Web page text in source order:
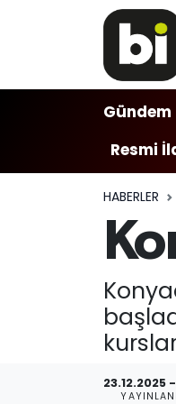
Gündem
Resmi
HABERLER
23.12.2025
Gündem
Antalya Haber
Siyaset
Ekonomi
Kültür-sanat
Gündem
Antalya Haber
Siyaset
Ekonomi
Kültür-sanat
Muratpaşa
Muratpaşa
Muratpaşa
Süper Lig
Tüm Manşetler
Son Dakika
Haber Arşivi